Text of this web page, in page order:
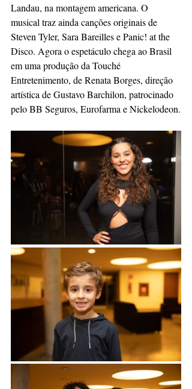
Landau, na montagem americana. O
musical traz ainda canções originais de
Steven Tyler, Sara Bareilles e Panic! at the
Disco. Agora o espetáculo chega ao Brasil
em uma produção da Touché
Entretenimento, de Renata Borges, direção
artística de Gustavo Barchilon, patrocinado
pelo BB Seguros, Eurofarma e Nickelodeon.